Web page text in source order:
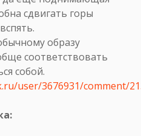
сдвигать горы
образу
соответствовать
собой.
user/3676931/comment/